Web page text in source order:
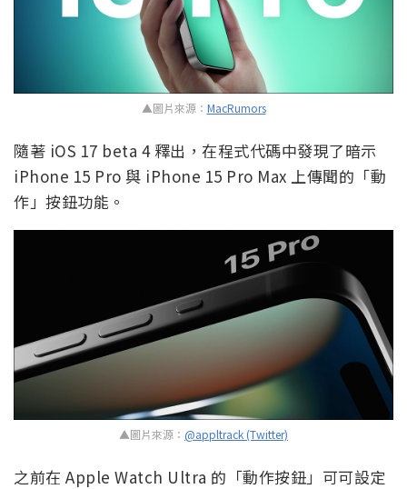
▲圖片來源： MacRumors
隨著 iOS 17 beta 4 釋出，在程式代碼中發現了暗示
iPhone 15 Pro 與 iPhone 15 Pro Max 上傳聞的「動
作」按鈕功能。
▲圖片來源： @appltrack (Twitter)
之前在 Apple Watch Ultra 的「動作按鈕」可可設定